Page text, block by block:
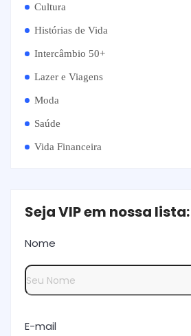
Cultura
Histórias de Vida
Intercâmbio 50+
Lazer e Viagens
Moda
Saúde
Vida Financeira
Seja VIP em nossa lista:
Nome
E-mail